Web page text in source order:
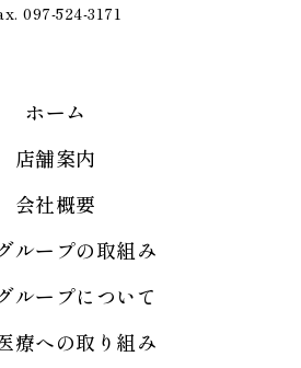
097-524-3171
ホーム
店舗案内
会社概要
ループの取組み
ループについて
療への取り組み